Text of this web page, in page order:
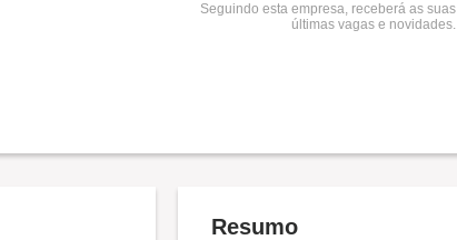
Seguindo esta empresa, receberá as suas
últimas vagas e novidades.
Resumo